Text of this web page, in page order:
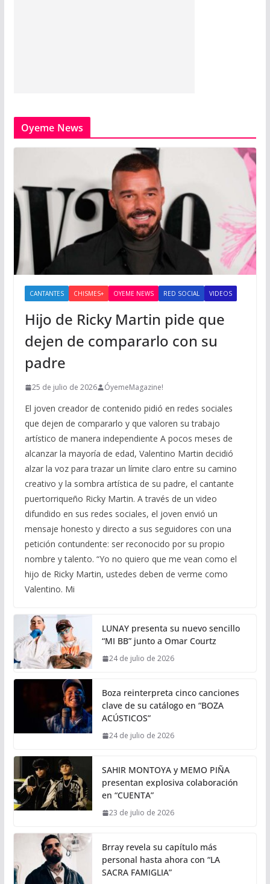
Oyeme News
CANTANTES CHISMES+ OYEME NEWS RED SOCIAL VIDEOS
Hijo de Ricky Martin pide que
dejen de compararlo con su
padre
25 de julio de 2026 ÓyemeMagazine!
El joven creador de contenido pidió en redes sociales
que dejen de compararlo y que valoren su trabajo
artístico de manera independiente A pocos meses de
alcanzar la mayoría de edad, Valentino Martin decidió
alzar la voz para trazar un límite claro entre su camino
creativo y la sombra artística de su padre, el cantante
puertorriqueño Ricky Martin. A través de un video
difundido en sus redes sociales, el joven envió un
mensaje honesto y directo a sus seguidores con una
petición contundente: ser reconocido por su propio
nombre y talento. “Yo no quiero que me vean como el
hijo de Ricky Martin, ustedes deben de verme como
Valentino. Mi
LUNAY presenta su nuevo sencillo
“MI BB” junto a Omar Courtz
24 de julio de 2026
Boza reinterpreta cinco canciones
clave de su catálogo en “BOZA
ACÚSTICOS”
24 de julio de 2026
SAHIR MONTOYA y MEMO PIÑA
presentan explosiva colaboración
en “CUENTA”
23 de julio de 2026
Brray revela su capítulo más
personal hasta ahora con “LA
SACRA FAMIGLIA”